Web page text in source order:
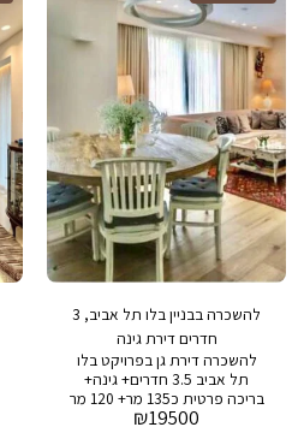
להשכרה בבניין בלו תל אביב, 3
חדרים דירת גינה
להשכרה דירת גן בפרויקט בלו
תל אביב 3.5 חדרים+ גינה+
בריכה פרטית כ135 מר+ 120 מר
₪19500